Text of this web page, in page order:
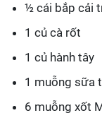
½ cái bắp cải
1 củ cà rốt
1 củ hành tây
1 muỗng sữa
6 muỗng xốt